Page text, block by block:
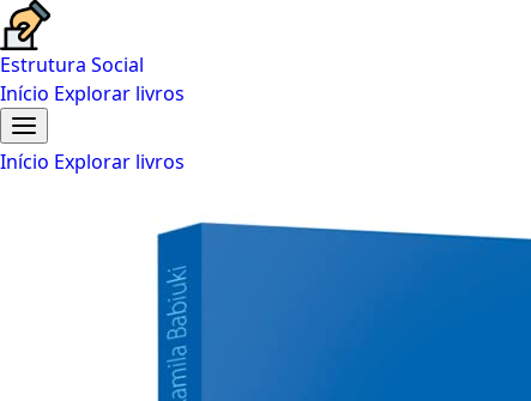
Estrutura Social
Início Explorar livros
Início Explorar livros